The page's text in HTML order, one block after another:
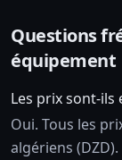
Questions
équipement
Les prix sont-ils
Oui. Tous les
algériens (DZD).